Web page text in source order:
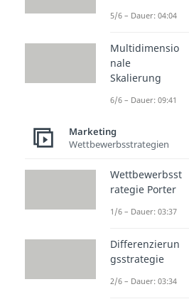
5/6 – Dauer: 04:04
Multidimensio
nale
Skalierung
6/6 – Dauer: 09:41
Marketing
Wettbewerbsstrategien
Wettbewerbsst
rategie Porter
1/6 – Dauer: 03:37
Differenzierun
gsstrategie
2/6 – Dauer: 03:34